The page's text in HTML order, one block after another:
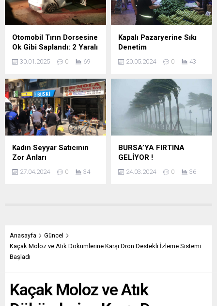
Otomobil Tırın Dorsesine
Ok Gibi Saplandı: 2 Yaralı
30.01.2025 0 69
Kapalı Pazaryerine Sıkı
Denetim
20.05.2024 0 43
Kadın Seyyar Satıcının
Zor Anları
27.04.2024 0 34
BURSA’YA FIRTINA
GELİYOR !
24.03.2024 0 36
Anasayfa
Güncel
Kaçak Moloz ve Atık Dökümlerine Karşı Dron Destekli İzleme Sistemi
Başladı
Kaçak Moloz ve Atık